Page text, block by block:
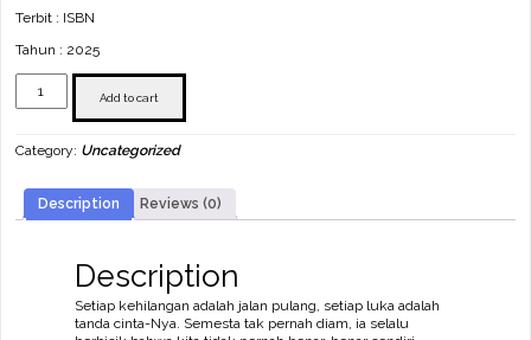
Terbit : ISBN
Tahun : 2025
Bisikan
Semesta,
quantity
Add to cart
Category: Uncategorized
Description Reviews (0)
Description
Setiap kehilangan adalah jalan pulang, setiap luka adalah
tanda cinta-Nya. Semesta tak pernah diam, ia selalu